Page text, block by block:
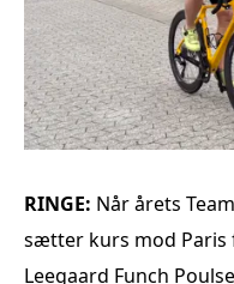
RINGE: Når årets
sætter kurs mod Paris
Leegaard Funch